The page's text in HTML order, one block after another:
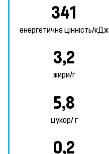
341
енергетична цінність/кДж
3,2
жири/г
5,8
цукор/ г
0,2